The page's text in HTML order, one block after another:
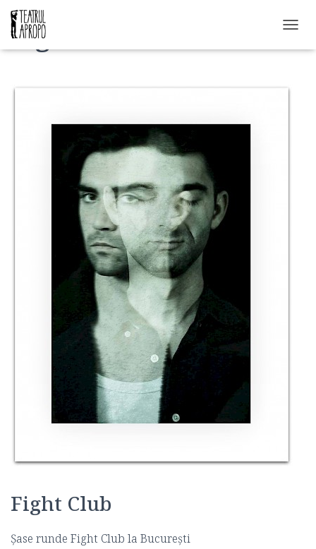
O
Fight Club
Fight Club
Șase runde Fight Club la București